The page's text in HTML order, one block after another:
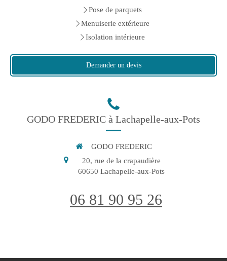
Pose de parquets
Menuiserie extérieure
Isolation intérieure
Demander un devis
GODO FREDERIC à Lachapelle-aux-Pots
GODO FREDERIC
20, rue de la crapaudière
60650 Lachapelle-aux-Pots
06 81 90 95 26